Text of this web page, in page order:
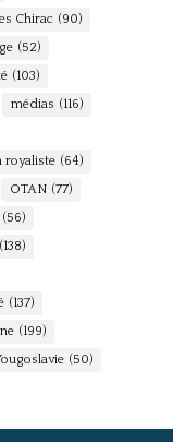
Chirac (90)
(52)
(103)
médias (116)
royaliste (64)
OTAN (77)
(56)
(138)
(137)
(199)
(50)